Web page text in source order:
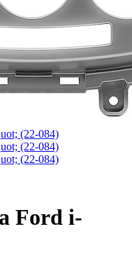
Ford i-